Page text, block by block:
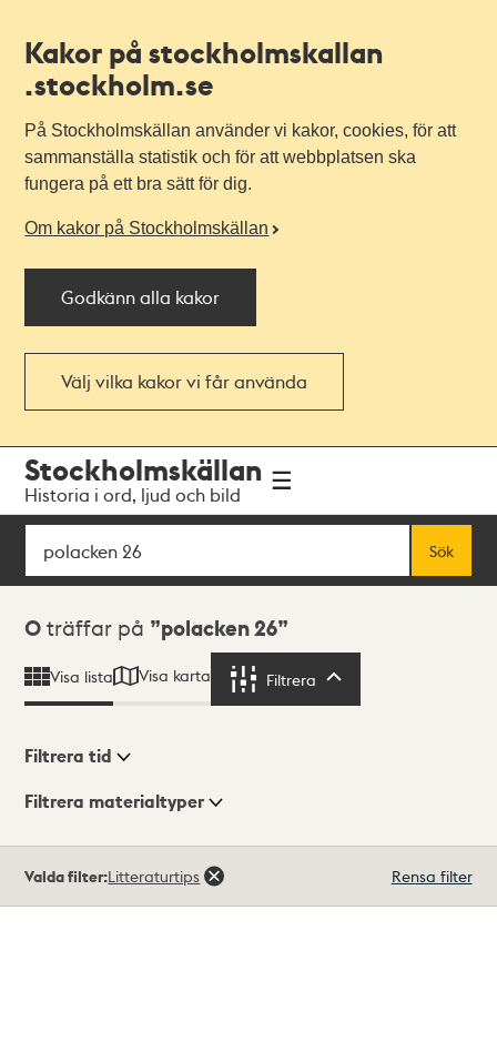
Kakor på stockholmskallan
.stockholm.se
På Stockholmskällan använder vi kakor, cookies, för att
sammanställa statistik och för att webbplatsen ska
fungera på ett bra sätt för dig.
Om kakor på Stockholmskällan
Godkänn alla kakor
Välj vilka kakor vi får använda
navigationen
huvudinnehållet
Stockholmskällan
Historia i ord, ljud och bild
Sök
Sök
Sökresultat
0 träffar på polacken 26
Visa lista Visa karta Filtrera
Visningsläge
Filtrera tid
Filtrera materialtyper
träffar
Valda filter:Litteraturtips Rensa filter